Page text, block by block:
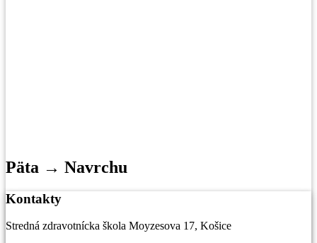
Päta → Navrchu
Kontakty
Stredná zdravotnícka škola Moyzesova 17, Košice